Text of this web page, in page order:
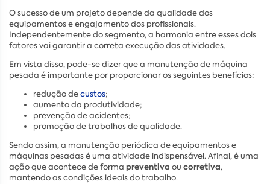
O sucesso de um projeto depende da qualidade dos
equipamentos e engajamento dos profissionais.
Independentemente do segmento, a harmonia entre esses dois
fatores vai garantir a correta execução das atividades.
Em vista disso, pode-se dizer que a manutenção de máquina
pesada é importante por proporcionar os seguintes benefícios:
redução decustos;
aumento da produtividade;
prevenção de acidentes;
promoção de trabalhos de qualidade.
Sendo assim, a manutenção periódica de equipamentos e
máquinas pesadas é uma atividade indispensável. Afinal, é uma
ação que acontece de forma preventiva ou corretiva,
mantendo as condições ideais do trabalho.